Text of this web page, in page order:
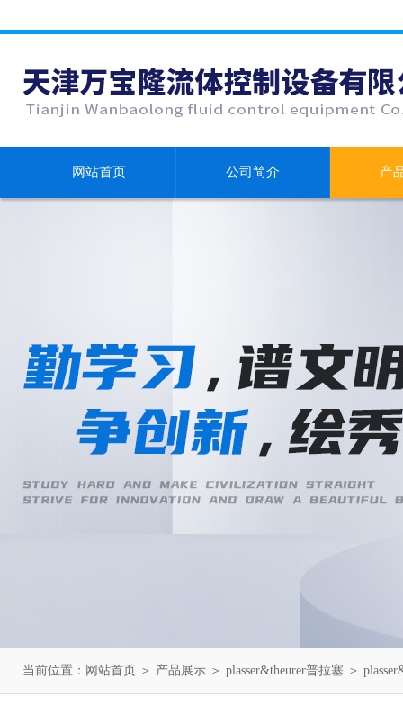
网站首页 公司简介 产
当前位置： 网站首页 ＞ 产品展示 ＞ plasser&theurer普拉塞 ＞